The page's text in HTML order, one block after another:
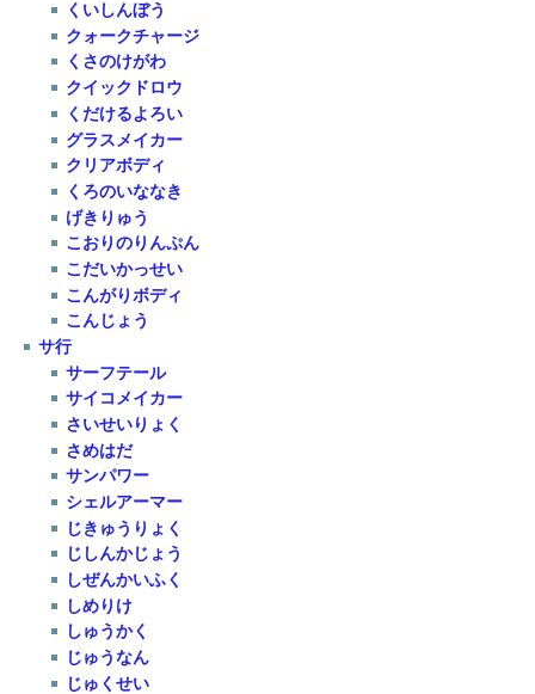
くいしんぼう
クォークチャージ
くさのけがわ
クイックドロウ
くだけるよろい
グラスメイカー
クリアボディ
くろのいななき
げきりゅう
こおりのりんぷん
こだいかっせい
こんがりボディ
こんじょう
サ行
サーフテール
サイコメイカー
さいせいりょく
さめはだ
サンパワー
シェルアーマー
じきゅうりょく
じしんかじょう
しぜんかいふく
しめりけ
しゅうかく
じゅうなん
じゅくせい